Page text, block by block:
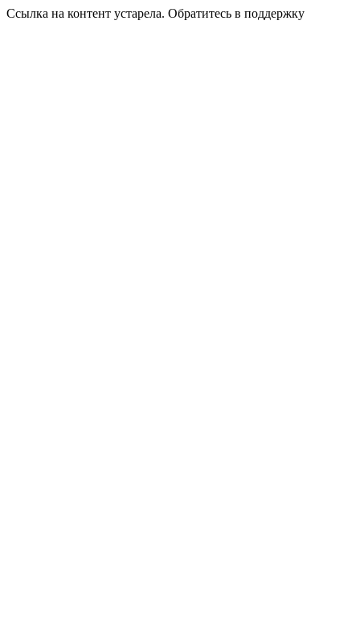
Ссылка на контент устарела. Обратитесь в поддержку